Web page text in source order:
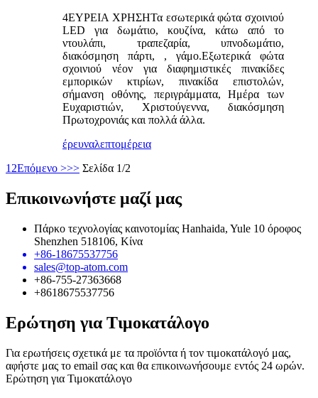
4ΕΥΡΕΙΑ ΧΡΗΣΗΤα εσωτερικά φώτα σχοινιού
LED για δωμάτιο, κουζίνα, κάτω από το
ντουλάπι, τραπεζαρία, υπνοδωμάτιο,
διακόσμηση πάρτι, , γάμο.Εξωτερικά φώτα
σχοινιού νέον για διαφημιστικές πινακίδες
εμπορικών κτιρίων, πινακίδα επιστολών,
σήμανση οθόνης, περιγράμματα, Ημέρα των
Ευχαριστιών, Χριστούγεννα, διακόσμηση
Πρωτοχρονιάς και πολλά άλλα.
έρευναλεπτομέρεια
1 2Επόμενο >>> Σελίδα 1/2
Επικοινωνήστε μαζί μας
Πάρκο τεχνολογίας καινοτομίας Hanhaida, Yule 10 όροφος
Shenzhen 518106, Κίνα
+86-18675537756
sales@top-atom.com
+86-755-27363668
+8618675537756
Ερώτηση για Τιμοκατάλογο
Για ερωτήσεις σχετικά με τα προϊόντα ή τον τιμοκατάλογό μας,
αφήστε μας το email σας και θα επικοινωνήσουμε εντός 24 ωρών.
Ερώτηση για Τιμοκατάλογο